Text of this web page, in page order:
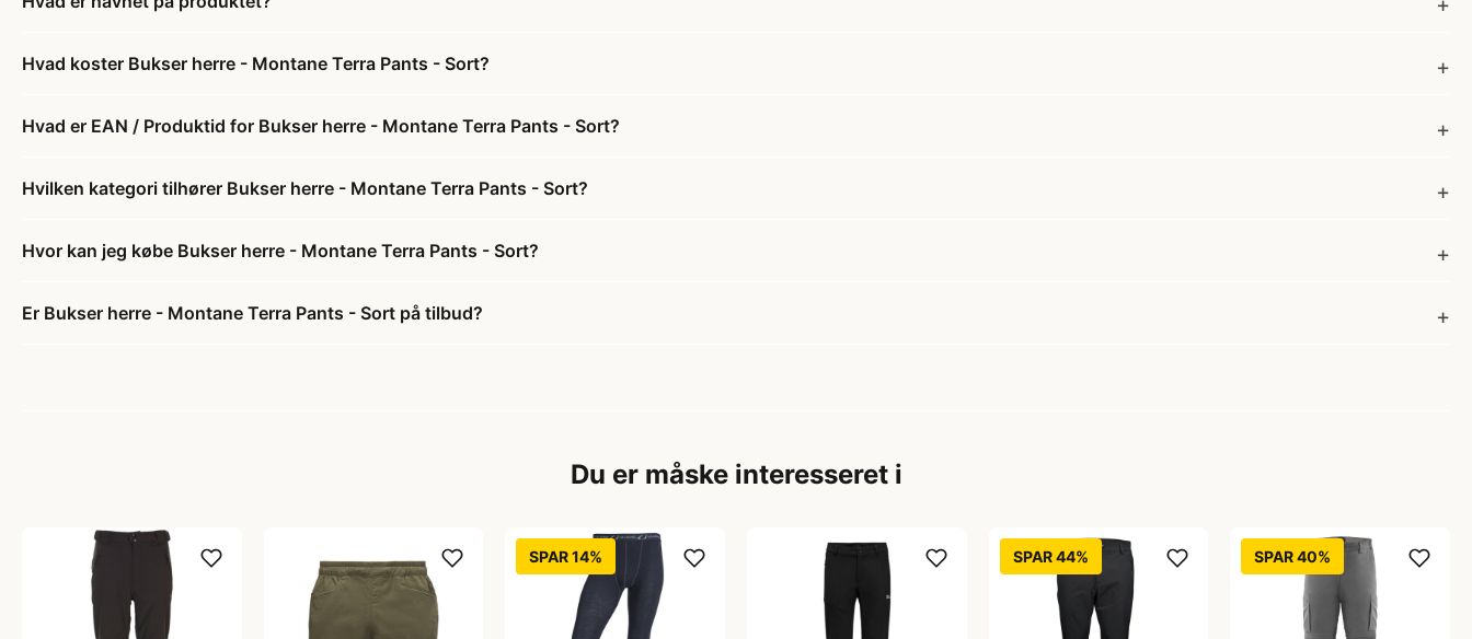
Hvad koster Bukser herre - Montane Terra Pants - Sort?
Hvad er EAN / Produktid for Bukser herre - Montane Terra Pants - Sort?
Hvilken kategori tilhører Bukser herre - Montane Terra Pants - Sort?
Hvor kan jeg købe Bukser herre - Montane Terra Pants - Sort?
Er Bukser herre - Montane Terra Pants - Sort på tilbud?
Du er måske interesseret i
SPAR 14% SPAR 44% SPAR 40%